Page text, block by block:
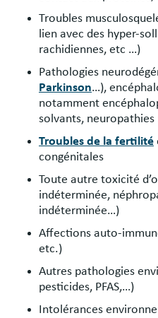
Troubles
lien avec des hyper-
rachidiennes, etc …)
Pathologies
Parkinson…),
notamment
solvants, neuropathies
Troubles de la fertilité
congénitales
Toute autre toxicité
indéterminée,
indéterminée…)
Affections auto-
etc.)
Autres pathologies
pesticides, PFAS,…)
Intolérances